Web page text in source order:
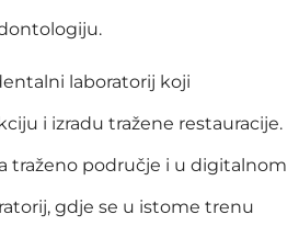
laboratorij koji
i izradu tražene restauracije.
traženo područje i u digitalnom
gdje se u istome trenu